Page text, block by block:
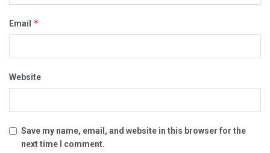
Email *
Website
Save my name, email, and website in this browser for the
next time I comment.